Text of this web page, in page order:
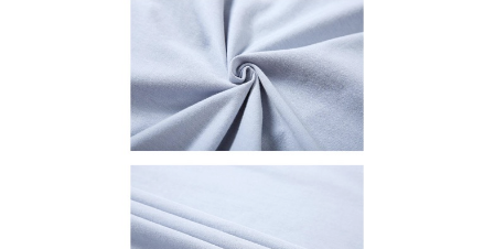
要之購買訂單資訊提供予 AFTEE ，或讓 AFTEE 蒐集處理利用您的個人資